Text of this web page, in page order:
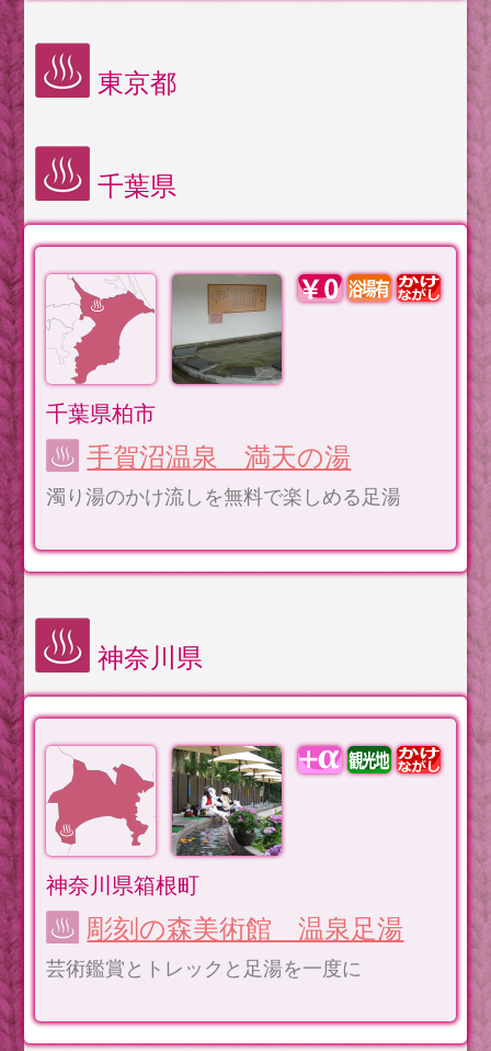
東京都
千葉県
千葉県柏市
手賀沼温泉 満天の湯
濁り湯のかけ流しを無料で楽しめる足湯
神奈川県
神奈川県箱根町
彫刻の森美術館 温泉足湯
芸術鑑賞とトレックと足湯を一度に